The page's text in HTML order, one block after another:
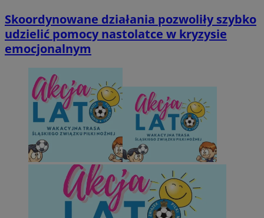
Skoordynowane działania pozwoliły szybko
udzielić pomocy nastolatce w kryzysie
emocjonalnym